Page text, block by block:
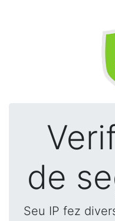
de
Seu IP fez